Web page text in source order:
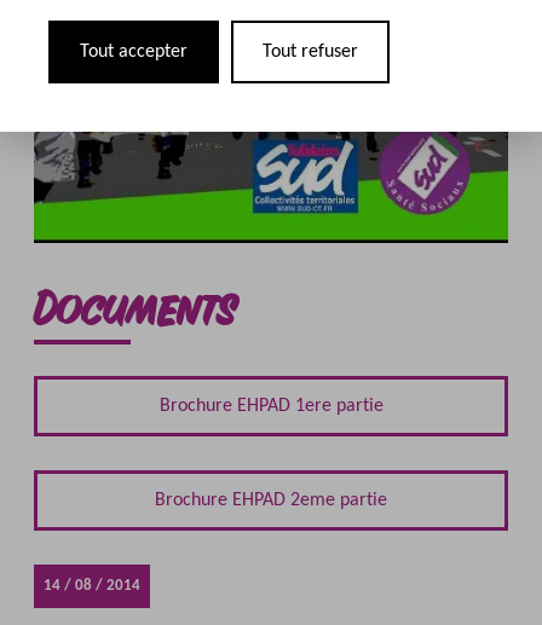
Documents
Brochure EHPAD 1ere partie
Brochure EHPAD 2eme partie
14 / 08 / 2014
Tout accepter Tout refuser